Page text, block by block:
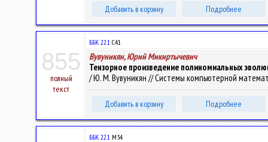
Добавить в корзину Подробнее
855
полный
текст
ББК 22.1 С41
Вувуникян, Юрий Микиртычевич
Тензорное произведение полиномиальных
/ Ю. М. Вувуникян // Системы компьютерной
Добавить в корзину Подробнее
ББК 22.1 М34